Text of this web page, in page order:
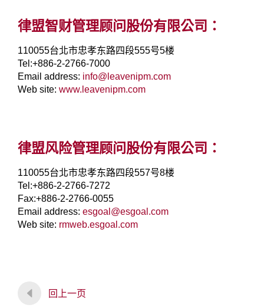
律盟智财管理顾问股份有限公司：
110055台北市忠孝东路四段555号5楼
Tel:+886-2-2766-7000
Email address: info@leavenipm.com
Web site: www.leavenipm.com
律盟风险管理顾问股份有限公司：
110055台北市忠孝东路四段557号8楼
Tel:+886-2-2766-7272
Fax:+886-2-2766-0055
Email address: esgoal@esgoal.com
Web site: rmweb.esgoal.com
回上一页